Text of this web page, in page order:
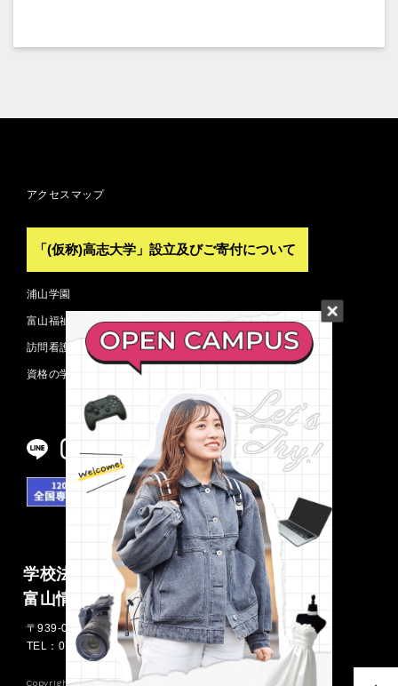
学校法人浦山学園
富山情報ビジネス専門学校
〒939-0341 富山県射水市三ケ576
TEL：0766-55-1420
FAX：0766-55-0757
Copyright ©
アクセスマップ
「(仮称)高志大学」設立及びご寄付について
浦山学園
富山福祉短期大学
訪問看護ステーション
資格の学校 TAC 富山校